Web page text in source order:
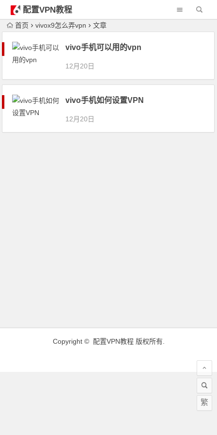
配置VPN教程
首页 vivox9怎么弄vpn 文章
vivo手机可以用的vpn
12月20日
vivo手机如何设置VPN
12月20日
Copyright © 配置VPN教程版权所有.
繁